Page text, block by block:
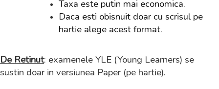
Taxa este putin mai economica.
Daca esti obisnuit doar cu scrisul pe
hartie alege acest format.
De Retinut: examenele YLE (Young Learners) se
sustin doar in versiunea Paper (pe hartie).